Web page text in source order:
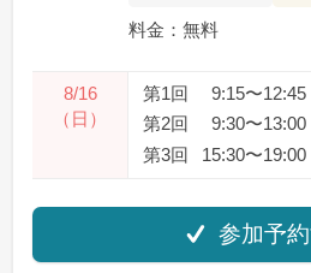
料金：無料
8/16
（日）
第1回 9:15〜12:45
第2回
9:30〜13:00
第3回
15:30〜19:00
参加予